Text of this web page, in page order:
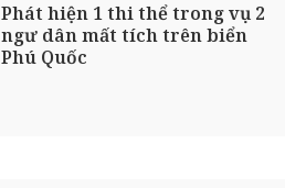
Phát hiện 1 thi thể trong vụ 2
ngư dân mất tích trên biển
Phú Quốc